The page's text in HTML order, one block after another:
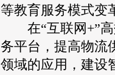
等教育服务模式变
在“互联网+”高
务平台，提高物流
领域的应用，建设